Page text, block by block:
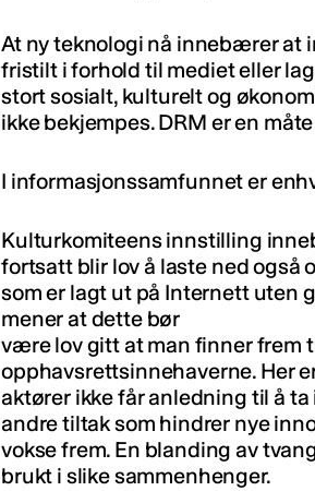
At ny teknologi nå innebærer at
fristilt i forhold til mediet eller
stort sosialt, kulturelt og
ikke bekjempes. DRM er en
I informasjonssamfunnet er
Kulturkomiteens innstilling
fortsatt blir lov å laste ned
som er lagt ut på Internett uten
mener at dette bør
være lov gitt at man finner frem
opphavsrettsinnehaverne. Her
aktører ikke får anledning til å
andre tiltak som hindrer nye
vokse frem. En blanding av
brukt i slike sammenhenger.